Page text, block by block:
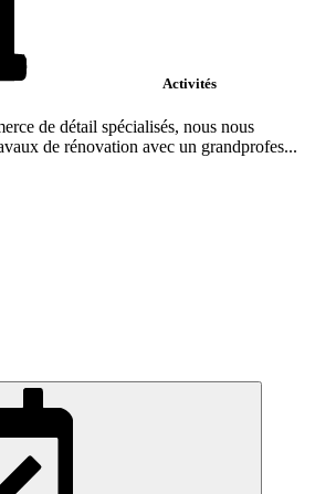
Activités
de détail spécialisés, nous nous
de rénovation avec un grandprofes...